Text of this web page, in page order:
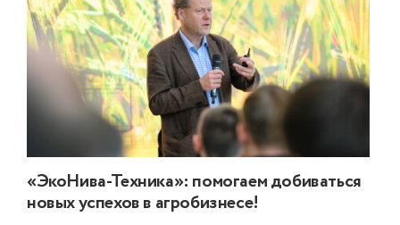
«ЭкоНива-Техника»: помогаем добиваться
новых успехов в агробизнесе!